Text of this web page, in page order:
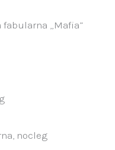
fabularna „Mafia”
nocleg